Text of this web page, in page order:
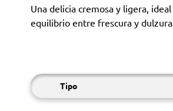
Una delicia cremosa y ligera,
equilibrio entre frescura y
Tipo